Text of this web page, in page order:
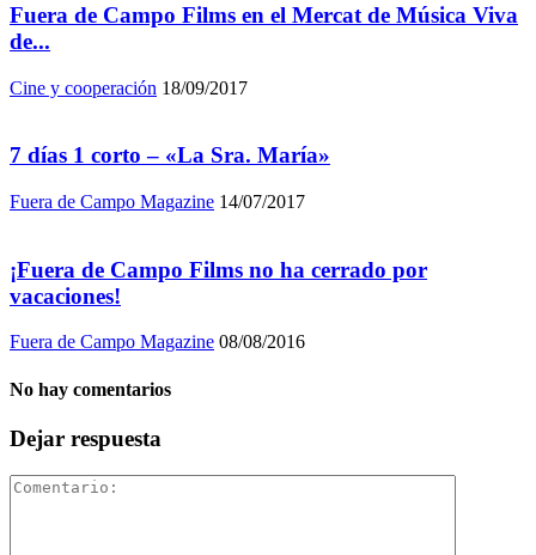
Fuera de Campo Films en el Mercat de Música Viva
de...
Cine y cooperación 18/09/2017
7 días 1 corto – «La Sra. María»
Fuera de Campo Magazine 14/07/2017
¡Fuera de Campo Films no ha cerrado por
vacaciones!
Fuera de Campo Magazine 08/08/2016
No hay comentarios
Dejar respuesta